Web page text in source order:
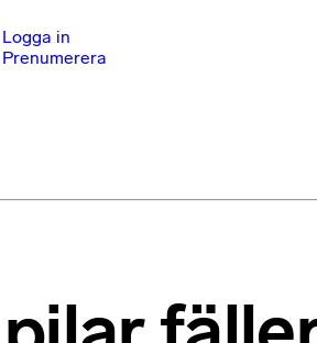
Logga in
Prenumerera